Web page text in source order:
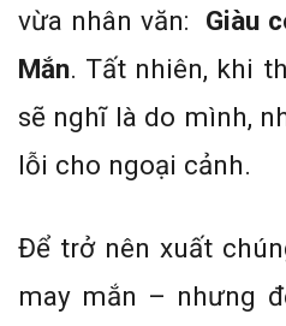
vừa nhân văn: Giàu
Mắn. Tất nhiên, khi
sẽ nghĩ là do mình,
lỗi cho ngoại cảnh.
Để trở nên xuất
may mắn – nhưng